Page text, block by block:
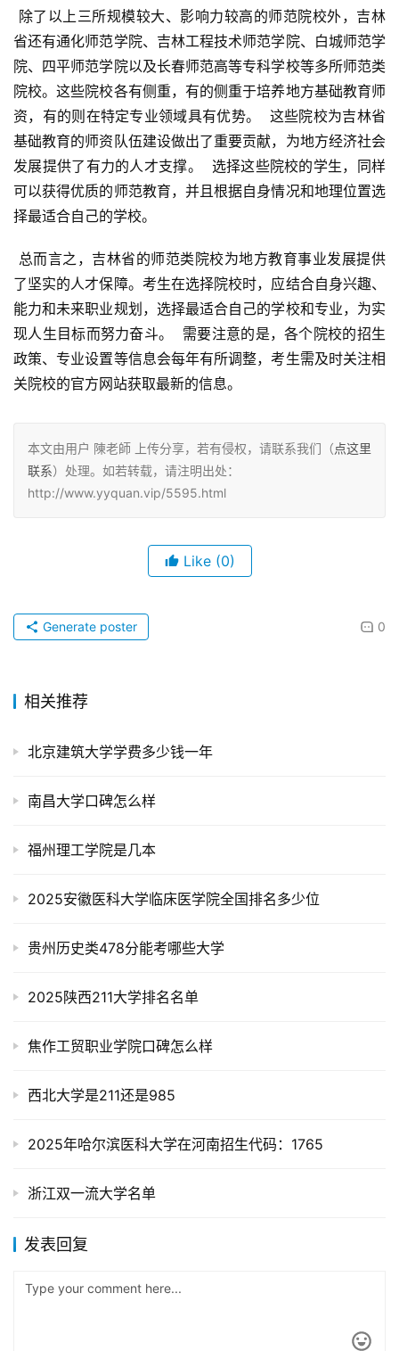
省还有通化师范学院、吉林工程技术师范学院、白城师范学
院、四平师范学院以及长春师范高等专科学校等多所师范类
院校。这些院校各有侧重，有的侧重于培养地方基础教育师
资，有的则在特定专业领域具有优势。  这些院校为吉林省
基础教育的师资队伍建设做出了重要贡献，为地方经济社会
发展提供了有力的人才支撑。  选择这些院校的学生，同样
可以获得优质的师范教育，并且根据自身情况和地理位置选
择最适合自己的学校。
了坚实的人才保障。考生在选择院校时，应结合自身兴趣、
能力和未来职业规划，选择最适合自己的学校和专业，为实
现人生目标而努力奋斗。  需要注意的是，各个院校的招生
政策、专业设置等信息会每年有所调整，考生需及时关注相
关院校的官方网站获取最新的信息。
本文由用户 陳老師 上传分享，若有侵权，请联系我们（点这里
联系）处理。如若转载，请注明出处：
http://www.yyquan.vip/5595.html
Like (0)
0
Generate poster
相关推荐
北京建筑大学学费多少钱一年
南昌大学口碑怎么样
福州理工学院是几本
2025安徽医科大学临床医学院全国排名多少位
贵州历史类478分能考哪些大学
2025陕西211大学排名名单
焦作工贸职业学院口碑怎么样
西北大学是211还是985
2025年哈尔滨医科大学在河南招生代码：1765
浙江双一流大学名单
发表回复